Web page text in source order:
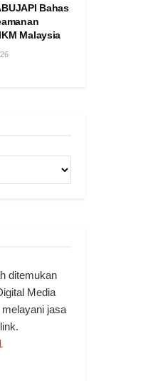
Bahas
Malaysia
ditemukan
Media
melayani jasa